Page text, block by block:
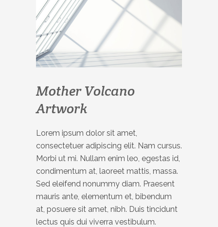
Mother Volcano
Artwork
Lorem ipsum dolor sit amet,
consectetuer adipiscing elit. Nam cursus.
Morbi ut mi. Nullam enim leo, egestas id,
condimentum at, laoreet mattis, massa.
Sed eleifend nonummy diam. Praesent
mauris ante, elementum et, bibendum
at, posuere sit amet, nibh. Duis tincidunt
lectus quis dui viverra vestibulum.